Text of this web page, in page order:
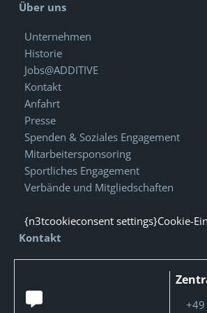
Über uns
Unternehmen
Historie
Jobs@ADDITIVE
Kontakt
Anfahrt
Presse
Spenden & Soziales Engagement
Mitarbeitersponsoring
Sportliches Engagement
Verbände und Mitgliedschaften
{n3tcookieconsent settings}Cookie-
Kontakt